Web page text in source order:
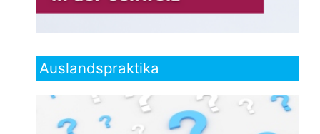
Auslandspraktika